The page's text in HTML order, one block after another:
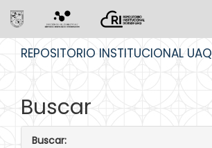
REPOSITORIO INSTITUCIONAL UAQ
Buscar
Buscar: